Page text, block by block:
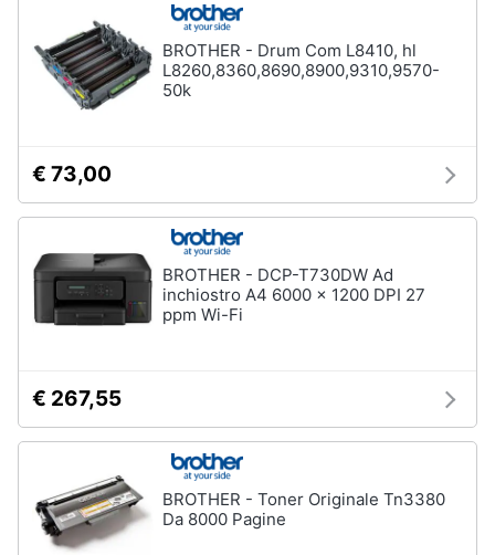
BROTHER - Drum Com L8410, hl
L8260,8360,8690,8900,9310,9570-
50k
€ 73,00
BROTHER - DCP-T730DW Ad
inchiostro A4 6000 x 1200 DPI 27
ppm Wi-Fi
€ 267,55
BROTHER - Toner Originale Tn3380
Da 8000 Pagine